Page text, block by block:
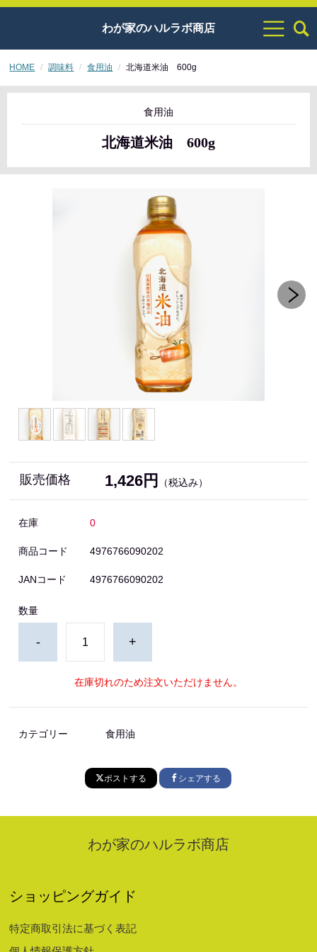
わが家のハルラボ商店
HOME 調味料 食用油 北海道米油 600g
食用油
北海道米油 600g
販売価格 1,426円 （税込み）
在庫 0
商品コード 4976766090202
JANコード 4976766090202
数量
- +
在庫切れのため注文いただけません。
カテゴリー 食用油
ポストする シェアする
わが家のハルラボ商店
ショッピングガイド
特定商取引法に基づく表記